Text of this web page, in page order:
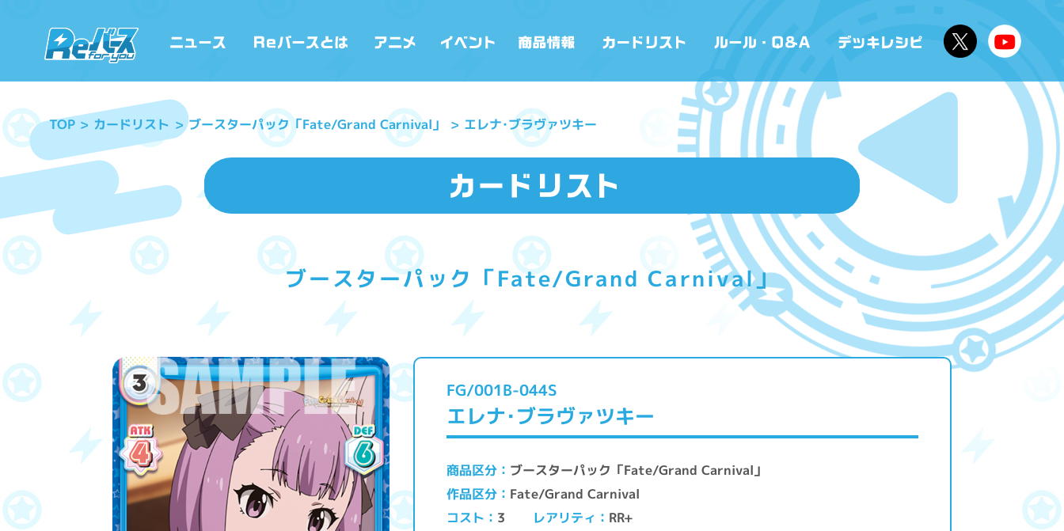
TOP カードリスト ブースターパック「Fate/Grand Carnival」 エレナ･ブラヴァツキー
ブースターパック「Fate/Grand Carnival」
FG/001B-044S
エレナ･ブラヴァツキー
商品区分 ブースターパック「Fate/Grand Carnival」
作品区分 Fate/Grand Carnival
コスト 3 レアリティ RR+